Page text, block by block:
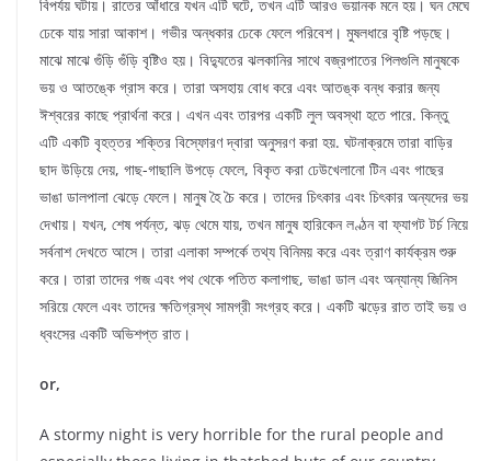
বিপর্যয় ঘটায়। রাতের আঁধারে যখন এটি ঘটে, তখন এটি আরও ভয়ানক মনে হয়। ঘন মেঘে
ঢেকে যায় সারা আকাশ। গভীর অন্ধকার ঢেকে ফেলে পরিবেশ। মুষলধারে বৃষ্টি পড়ছে।
মাঝে মাঝে গুঁড়ি গুঁড়ি বৃষ্টিও হয়। বিদ্যুতের ঝলকানির সাথে বজ্রপাতের পিলগুলি মানুষকে
ভয় ও আতঙ্কে গ্রাস করে। তারা অসহায় বোধ করে এবং আতঙ্ক বন্ধ করার জন্য
ঈশ্বরের কাছে প্রার্থনা করে। এখন এবং তারপর একটি লুল অবস্থা হতে পারে. কিন্তু
এটি একটি বৃহত্তর শক্তির বিস্ফোরণ দ্বারা অনুসরণ করা হয়. ঘটনাক্রমে তারা বাড়ির
ছাদ উড়িয়ে দেয়, গাছ-গাছালি উপড়ে ফেলে, বিকৃত করা ঢেউখেলানো টিন এবং গাছের
ভাঙা ডালপালা ঝেড়ে ফেলে। মানুষ হৈ চৈ করে। তাদের চিৎকার এবং চিৎকার অন্যদের ভয়
দেখায়। যখন, শেষ পর্যন্ত, ঝড় থেমে যায়, তখন মানুষ হারিকেন লণ্ঠন বা ফ্যাগট টর্চ নিয়ে
সর্বনাশ দেখতে আসে। তারা এলাকা সম্পর্কে তথ্য বিনিময় করে এবং ত্রাণ কার্যক্রম শুরু
করে। তারা তাদের গজ এবং পথ থেকে পতিত কলাগাছ, ভাঙা ডাল এবং অন্যান্য জিনিস
সরিয়ে ফেলে এবং তাদের ক্ষতিগ্রস্থ সামগ্রী সংগ্রহ করে। একটি ঝড়ের রাত তাই ভয় ও
ধ্বংসের একটি অভিশপ্ত রাত।
or,
A stormy night is very horrible for the rural people and